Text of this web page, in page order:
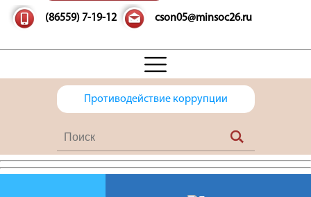
(86559) 7-19-12 cson05@minsoc26.ru
Противодействие коррупции